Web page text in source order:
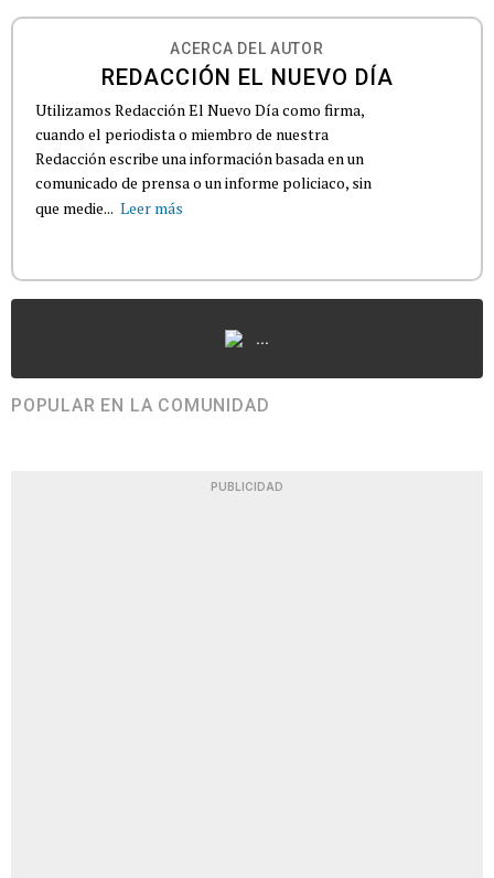
ACERCA DEL AUTOR
REDACCIÓN EL NUEVO DÍA
Utilizamos Redacción El Nuevo Día como firma,
cuando el periodista o miembro de nuestra
Redacción escribe una información basada en un
comunicado de prensa o un informe policiaco, sin
que medie... Leer más
...
POPULAR EN LA COMUNIDAD
PUBLICIDAD